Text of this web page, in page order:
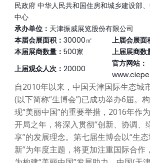
民政府 中华人民共和国住房和城乡建设部
中心
承办单位： 天津振威展览股份有限公司
本届会展面积： 30000㎡ 上届会展面
本届展商数量： 500家 上届展商数
上届观众人次： 20000
官方网站：
自2010年以来，中国天津国际生态城
(以下简称“生博会”)已成功举办6届。
现“美丽中国”的重要举措，2016年作
开局之年，将深入贯彻“创新、协调、
享”的发展理念。第七届生博会以“生
新”为年度主题，将更加注重国际合作